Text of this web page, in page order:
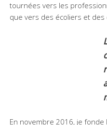
tournées vers les
que vers des écoliers et des
En novembre 2016, je fonde